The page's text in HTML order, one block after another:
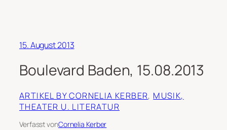
15. August 2013
Boulevard Baden, 15.08.2013
ARTIKEL BY CORNELIA KERBER, MUSIK,
THEATER U. LITERATUR
Verfasst vonCornelia Kerber